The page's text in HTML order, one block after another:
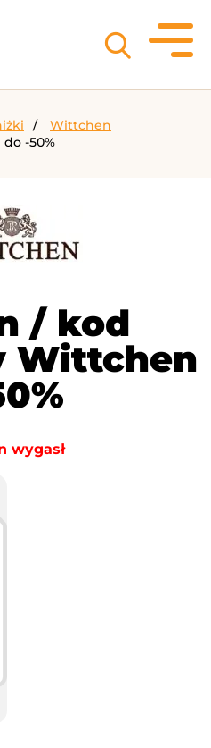
Wittchen
-50%
/ kod
Wittchen
wygasł